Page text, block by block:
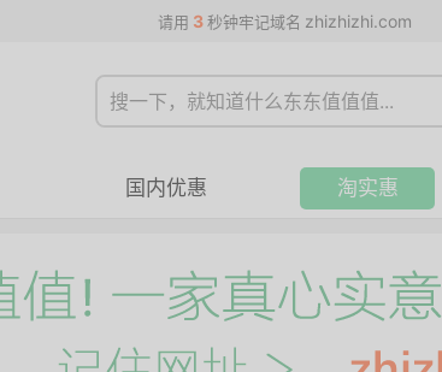
请用 3 秒钟牢记域名 zhizhizhi.com
国内优惠 淘实惠